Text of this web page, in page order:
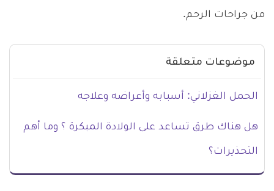
من جراحات الرحم.
موضوعات متعلقة
الحمل الغزلاني: أسبابه وأعراضه وعلاجه
هل هناك طرق تساعد على الولادة المبكرة ؟ وما أهم
التحذيرات؟